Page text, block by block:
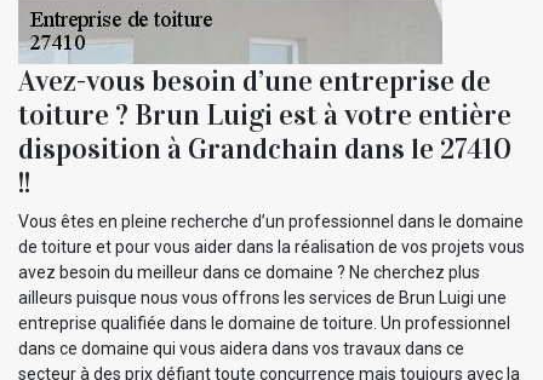
Avez-vous besoin d’une entreprise de
toiture ? Brun Luigi est à votre entière
disposition à Grandchain dans le 27410
!!
Vous êtes en pleine recherche d’un professionnel dans le domaine
de toiture et pour vous aider dans la réalisation de vos projets vous
avez besoin du meilleur dans ce domaine ? Ne cherchez plus
ailleurs puisque nous vous offrons les services de Brun Luigi une
entreprise qualifiée dans le domaine de toiture. Un professionnel
dans ce domaine qui vous aidera dans vos travaux dans ce
secteur à des prix défiant toute concurrence mais toujours avec la